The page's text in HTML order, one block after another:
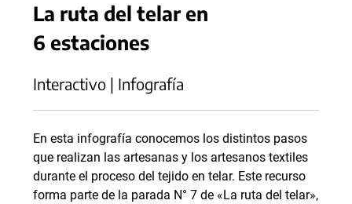
La ruta del telar en
6 estaciones
Interactivo | Infografía
En esta infografía conocemos los distintos pasos
que realizan las artesanas y los artesanos textiles
durante el proceso del tejido en telar. Este recurso
forma parte de la parada N° 7 de «La ruta del telar»,